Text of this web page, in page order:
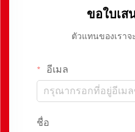
ขอใบเส
ตัวแทนของเรา
อีเมล
ชื่อ